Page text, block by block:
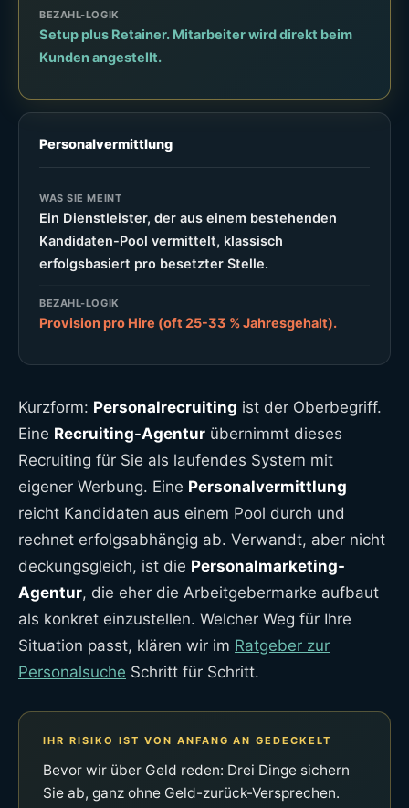
BEZAHL-LOGIK
Setup plus Retainer. Mitarbeiter wird direkt beim
Kunden angestellt.
Personalvermittlung
WAS SIE MEINT
Ein Dienstleister, der aus einem bestehenden
Kandidaten-Pool vermittelt, klassisch
erfolgsbasiert pro besetzter Stelle.
BEZAHL-LOGIK
Provision pro Hire (oft 25-33 % Jahresgehalt).
Kurzform: Personalrecruiting ist der Oberbegriff.
Eine Recruiting-Agentur übernimmt dieses
Recruiting für Sie als laufendes System mit
eigener Werbung. Eine Personalvermittlung
reicht Kandidaten aus einem Pool durch und
rechnet erfolgsabhängig ab. Verwandt, aber nicht
deckungsgleich, ist die Personalmarketing-
Agentur, die eher die Arbeitgebermarke aufbaut
als konkret einzustellen. Welcher Weg für Ihre
Situation passt, klären wir im Ratgeber zur
Personalsuche Schritt für Schritt.
IHR RISIKO IST VON ANFANG AN GEDECKELT
Bevor wir über Geld reden: Drei Dinge sichern
Sie ab, ganz ohne Geld-zurück-Versprechen.